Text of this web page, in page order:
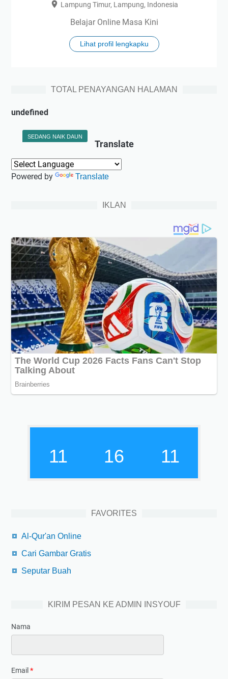
Lampung Timur, Lampung, Indonesia
Belajar Online Masa Kini
Lihat profil lengkapku
TOTAL PENAYANGAN HALAMAN
undefned
SEDANG NAIK DAUN
Translate
Powered by Translate
IKLAN
11 16 12
FAVORITES
Al-Qur'an Online
Cari Gambar Gratis
Seputar Buah
KIRIM PESAN KE ADMIN INSYOUF
Nama
Email *